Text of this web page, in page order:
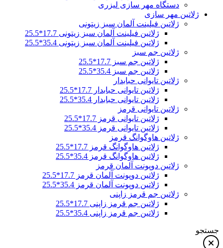
دستگاه مهر سازی لیزری
ژلاتین مهر سازی
ژلاتین فیلینت آلمان سبز زیتونی
ژلاتین فیلینت آلمان سبز زیتونی 17.7*25.5
ژلاتین فیلینت آلمان سبز زیتونی 35.4*25.5
ژلاتین جم سبز
ژلاتین جم سبز 17.7*25.5
ژلاتین جم سبز 35.4*25.5
ژلاتین تایوانی حبابدار
ژلاتین تایوانی حبابدار 17.7*25.5
ژلاتین تایوانی حبابدار 35.4*25.5
ژلاتین تایوانی قرمز
ژلاتین تایوانی قرمز 17.7*25.5
ژلاتین تایوانی قرمز 35.4*25.5
ژلاتین هاوگوانگ قرمز
ژلاتین هاوگوانگ قرمز 17.7*25.5
ژلاتین هاوگوانگ قرمز 35.4*25.5
ژلاتین دوپونت آلمان قرمز
ژلاتین دوپونت آلمان قرمز 17.7*25.5
ژلاتین دوپونت آلمان قرمز 35.4*25.5
ژلاتین جم قرمز زاپنی
ژلاتین جم قرمز زاپنی 17.7*25.5
ژلاتین جم قرمز زاپنی 35.4*25.5
جستجو